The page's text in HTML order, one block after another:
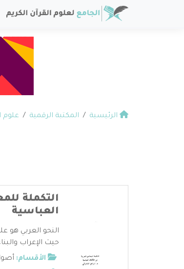
الرئيسية المكتبة الرقمية علوم
التكملة
العباسية
النحو العربي هو
حيث الإعراب
الأقسام: